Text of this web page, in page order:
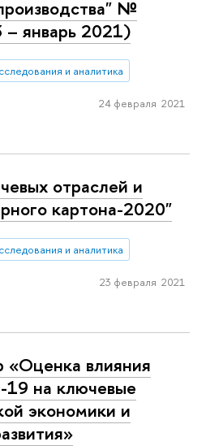
№
январь 2021)
и аналитика
24 февраля 2021
отраслей и
картона-2020"
и аналитика
23 февраля 2021
«Оценка влияния
на ключевые
экономики и